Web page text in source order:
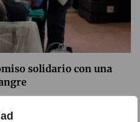
solidario con una